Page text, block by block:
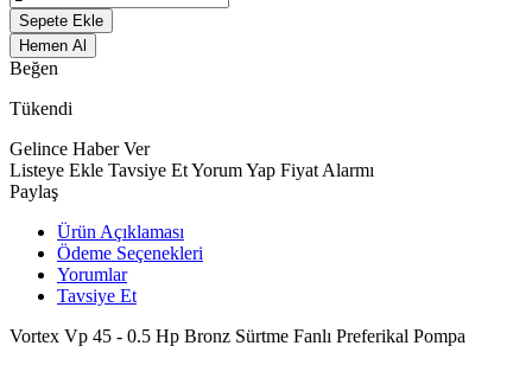
Sepete Ekle
Hemen Al
Beğen
Tükendi
Gelince Haber Ver
Listeye Ekle Tavsiye EtYorum Yap Fiyat Alarmı
Paylaş
Ürün Açıklaması
Ödeme Seçenekleri
Yorumlar
Tavsiye Et
Vortex Vp 45 - 0.5 Hp Bronz Sürtme Fanlı Preferikal Pompa